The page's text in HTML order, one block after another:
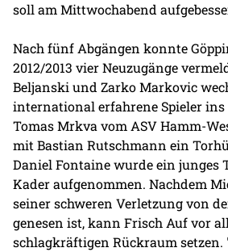
soll am Mittwochabend
Nach fünf Abgängen konnte
2012/2013 vier Neuzugänge
Beljanski und Zarko Markovic
international erfahrene Spieler ins
Tomas Mrkva vom ASV Hamm-
mit Bastian Rutschmann ein
Daniel Fontaine wurde ein junges
Kader aufgenommen. Nachdem
seiner schweren Verletzung von
genesen ist, kann Frisch Auf vor
schlagkräftigen Rückraum